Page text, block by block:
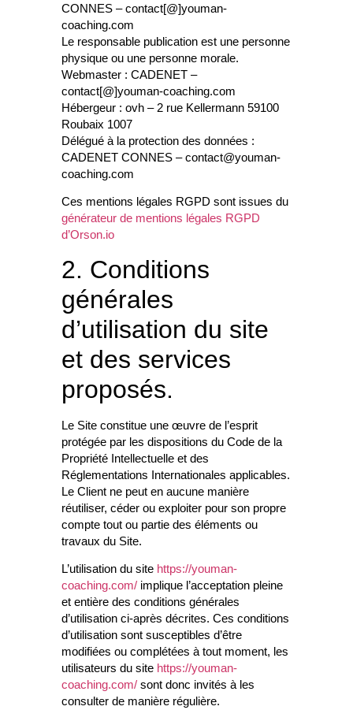
CONNES – contact[@]youman-
coaching.com
Le responsable publication est une personne
physique ou une personne morale.
Webmaster : CADENET –
contact[@]youman-coaching.com
Hébergeur : ovh – 2 rue Kellermann 59100
Roubaix 1007
Délégué à la protection des données :
CADENET CONNES – contact@youman-
coaching.com
Ces mentions légales RGPD sont issues du
générateur de mentions légales RGPD
d’Orson.io
2. Conditions
générales
d’utilisation du site
et des services
proposés.
Le Site constitue une œuvre de l’esprit
protégée par les dispositions du Code de la
Propriété Intellectuelle et des
Réglementations Internationales applicables.
Le Client ne peut en aucune manière
réutiliser, céder ou exploiter pour son propre
compte tout ou partie des éléments ou
travaux du Site.
L’utilisation du site https://youman-
coaching.com/ implique l’acceptation pleine
et entière des conditions générales
d’utilisation ci-après décrites. Ces conditions
d’utilisation sont susceptibles d’être
modifiées ou complétées à tout moment, les
utilisateurs du site https://youman-
coaching.com/ sont donc invités à les
consulter de manière régulière.